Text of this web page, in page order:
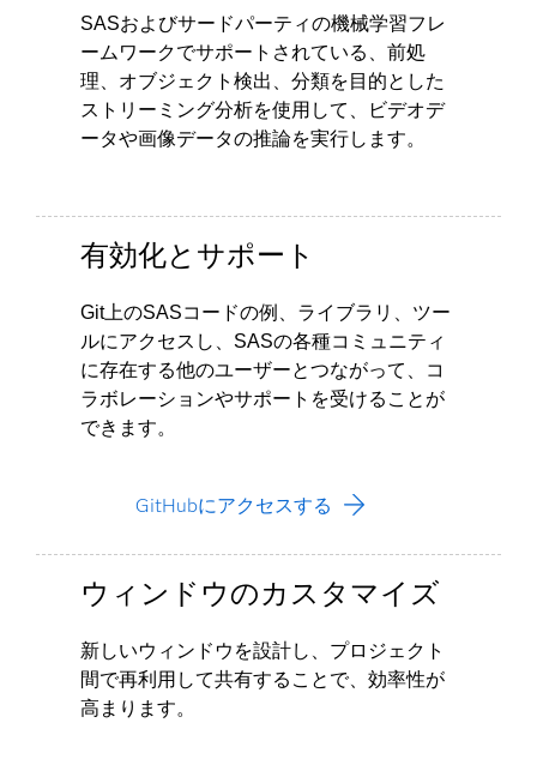
SASおよびサードパーティの機械学習フレ
ームワークでサポートされている、前処
理、オブジェクト検出、分類を目的とした
ストリーミング分析を使用して、ビデオデ
ータや画像データの推論を実行します。
有効化とサポート
Git上のSASコードの例、ライブラリ、ツー
ルにアクセスし、SASの各種コミュニティ
に存在する他のユーザーとつながって、コ
ラボレーションやサポートを受けることが
できます。
GitHubにアクセスする
ウィンドウのカスタマイズ
新しいウィンドウを設計し、プロジェクト
間で再利用して共有することで、効率性が
高まります。